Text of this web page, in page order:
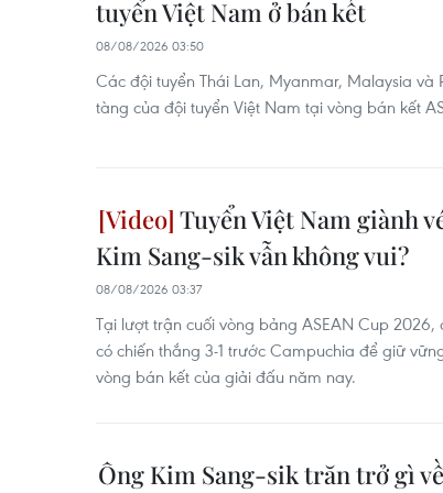
tuyển Việt Nam ở bán kết
08/08/2026 03:50
Các đội tuyển Thái Lan, Myanmar, Malaysia
tàng của đội tuyển Việt Nam tại vòng bán kết
Tuyển Việt Nam giành
Kim Sang-sik vẫn không vui?
08/08/2026 03:37
Tại lượt trận cuối vòng bảng ASEAN Cup
có chiến thắng 3-1 trước Campuchia để giữ
vòng bán kết của giải đấu năm nay.
Ông Kim Sang-sik trăn trở gì